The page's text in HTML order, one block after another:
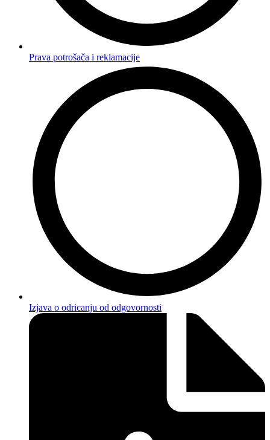
Prava potrošača i reklamacije
Izjava o odricanju od odgovornosti